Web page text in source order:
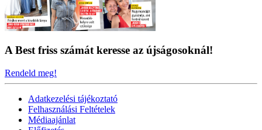
A Best friss számát keresse az újságosoknál!
Rendeld meg!
Adatkezelési tájékoztató
Felhasználási Feltételek
Médiaajánlat